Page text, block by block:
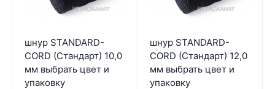
шнур STANDARD-
CORD (Стандарт) 10,0
мм выбрать цвет и
упаковку
шнур STANDARD-
CORD (Стандарт) 12,0
мм выбрать цвет и
упаковку